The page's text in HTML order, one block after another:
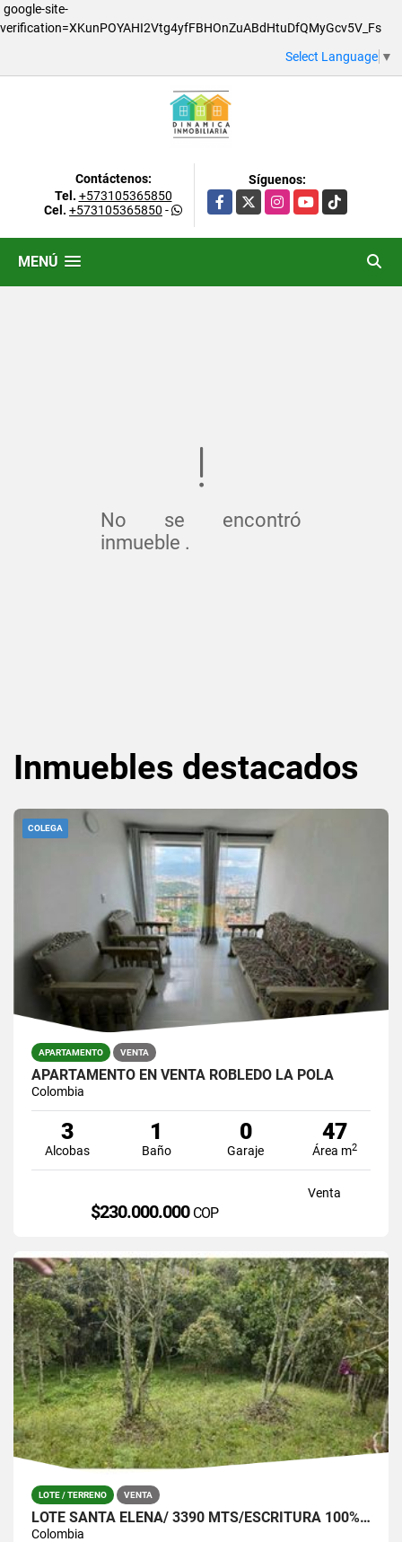
google-site-
verification=XKunPOYAHI2Vtg4yfFBHOnZuABdHtuDfQMyGcv5V_Fs
Select Language ▼
Contáctenos:
Tel. +573105365850
Cel. +573105365850 -
Síguenos:
Facebook
X InstagramYouTubeTikTok
MENÚ
No se encontró
inmueble .
Inmuebles destacados
COLEGA
APARTAMENTO VENTA
APARTAMENTO EN VENTA ROBLEDO LA POLA
Colombia
3
Alcobas
1
Baño
0
Garaje
47
Área m2
Venta
$230.000.000 COP
LOTE / TERRENO VENTA
LOTE SANTA ELENA/ 3390 MTS/ESCRITURA 100%- OPORTUNIDAD!
Colombia